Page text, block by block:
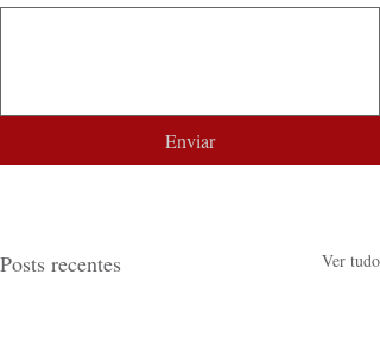
Enviar
Posts recentes Ver tudo